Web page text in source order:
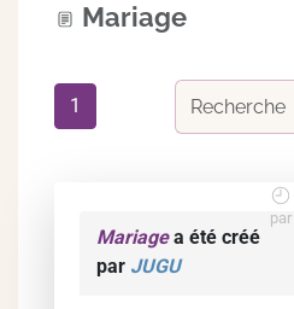
Mariage
1
par
Mariagea été créé
par JUGU